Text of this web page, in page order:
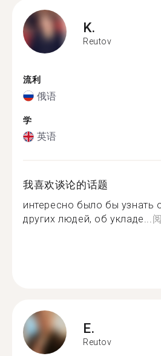
K.
Reutov
流利
俄语
学
英语
我喜欢谈论的话题
интересно было бы узнать
других людей, об укладе...
E.
Reutov